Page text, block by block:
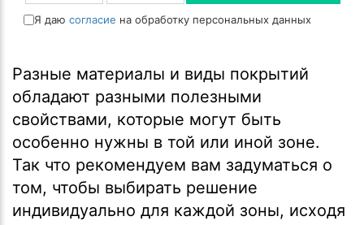
Я даю согласие на обработку персональных данных
Разные материалы и виды покрытий
обладают разными полезными
свойствами, которые могут быть
особенно нужны в той или иной зоне.
Так что рекомендуем вам задуматься о
том, чтобы выбирать решение
индивидуально для каждой зоны, исходя